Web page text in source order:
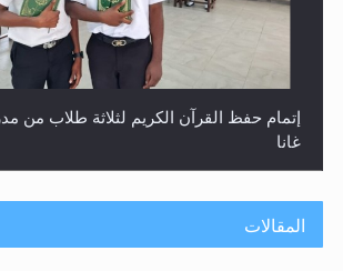
إتمام حفظ القرآن الكريم لثلاثة طلاب من
غانا
المقالات